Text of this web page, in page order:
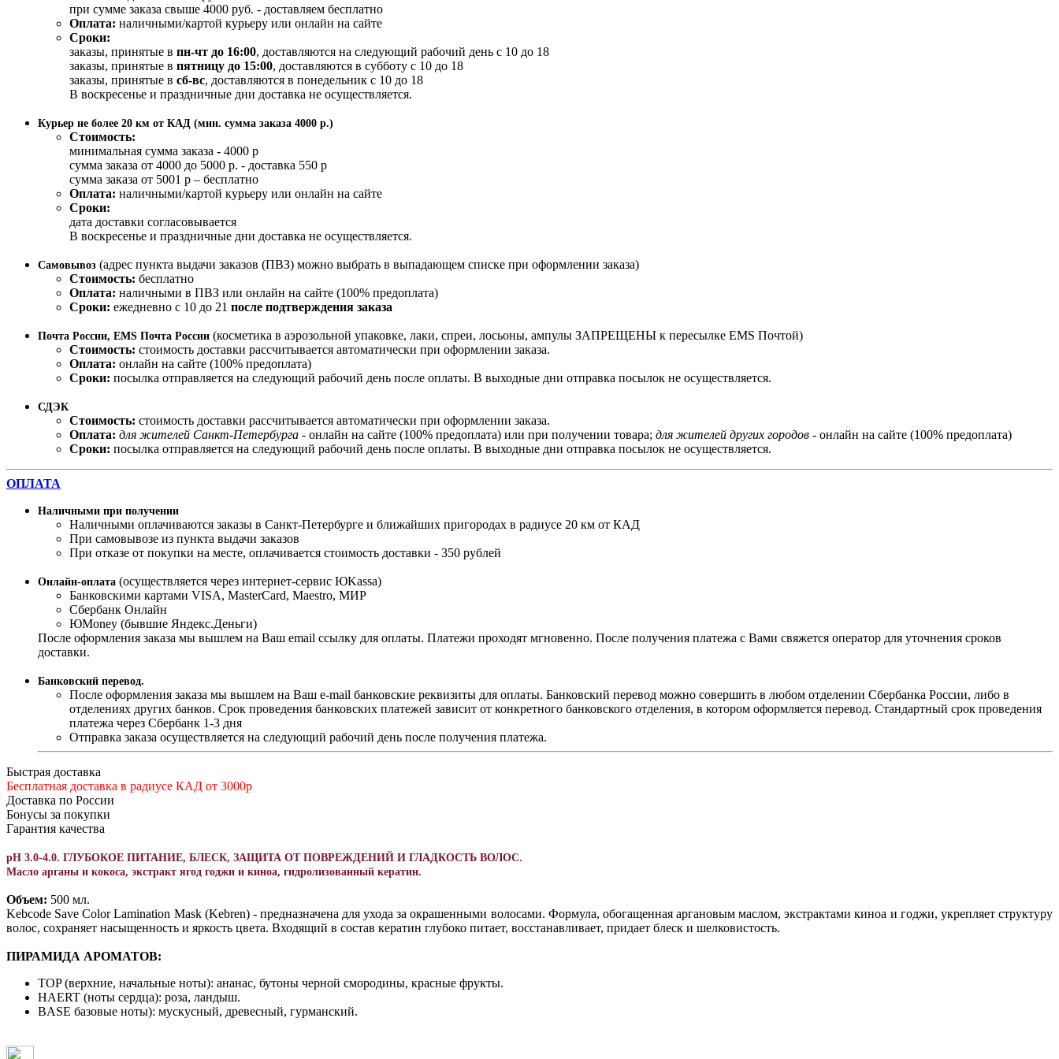
при сумме заказа свыше 4000 руб. - доставляем бесплатно
Оплата: наличными/картой курьеру или онлайн на сайте
Сроки:
заказы, принятые в пн-чт до 16:00, доставляются на следующий рабочий день с 10 до 18
заказы, принятые в пятницу до 15:00, доставляются в субботу с 10 до 18
заказы, принятые в сб-вс, доставляются в понедельник с 10 до 18
В воскресенье и праздничные дни доставка не осуществляется.
Курьер не более 20 км от КАД (мин. сумма заказа 4000 р.)
Стоимость:
минимальная сумма заказа - 4000 р
сумма заказа от 4000 до 5000 р. - доставка 550 р
сумма заказа от 5001 р – бесплатно
Оплата: наличными/картой курьеру или онлайн на сайте
Сроки:
дата доставки согласовывается
В воскресенье и праздничные дни доставка не осуществляется.
Самовывоз (адрес пункта выдачи заказов (ПВЗ) можно выбрать в выпадающем списке при оформлении заказа)
Стоимость: бесплатно
Оплата: наличными в ПВЗ или онлайн на сайте (100% предоплата)
Сроки: ежедневно с 10 до 21 после подтверждения заказа
Почта России, EMS Почта России (косметика в аэрозольной упаковке, лаки, спреи, лосьоны, ампулы ЗАПРЕЩЕНЫ к пересылке EMS Почтой)
Стоимость: стоимость доставки рассчитывается автоматически при оформлении заказа.
Оплата: онлайн на сайте (100% предоплата)
Сроки: посылка отправляется на следующий рабочий день после оплаты. В выходные дни отправка посылок не осуществляется.
СДЭК
Стоимость: стоимость доставки рассчитывается автоматически при оформлении заказа.
Оплата: для жителей Санкт-Петербурга - онлайн на сайте (100% предоплата) или при получении товара; для жителей других городов - онлайн на сайте (100% предоплата)
Сроки: посылка отправляется на следующий рабочий день после оплаты. В выходные дни отправка посылок не осуществляется.
ОПЛАТА
Наличными при получении
Наличными оплачиваются заказы в Санкт-Петербурге и ближайших пригородах в радиусе 20 км от КАД
При самовывозе из пункта выдачи заказов
При отказе от покупки на месте, оплачивается стоимость доставки - 350 рублей
Онлайн-оплата (осуществляется через интернет-сервис ЮKassa)
Банковскими картами VISA, MasterСard, Maestro, МИР
Сбербанк Онлайн
ЮMoney (бывшие Яндекс.Деньги)
После оформления заказа мы вышлем на Ваш email ссылку для оплаты. Платежи проходят мгновенно. После получения платежа с Вами свяжется оператор для уточнения сроков
доставки.
Банковский перевод.
После оформления заказа мы вышлем на Ваш e-mail банковские реквизиты для оплаты. Банковский перевод можно совершить в любом отделении Сбербанка России, либо в
отделениях других банков. Срок проведения банковских платежей зависит от конкретного банковского отделения, в котором оформляется перевод. Стандартный срок проведения
платежа через Сбербанк 1-3 дня
Отправка заказа осуществляется на следующий рабочий день после получения платежа.
Быстрая доставка
Бесплатная доставка в радиусе КАД от 3000р
Доставка по России
Бонусы за покупки
Гарантия качества
pH 3.0-4.0. ГЛУБОКОЕ ПИТАНИЕ, БЛЕСК, ЗАЩИТА ОТ ПОВРЕЖДЕНИЙ И ГЛАДКОСТЬ ВОЛОС.
Масло арганы и кокоса, экстракт ягод годжи и киноа, гидролизованный кератин.
Объем: 500 мл.
Kebcode Save Color Lamination Mask (Kebren) - предназначена для ухода за окрашенными волосами. Формула, обогащенная аргановым маслом, экстрактами киноа и годжи, укрепляет структуру
волос, сохраняет насыщенность и яркость цвета. Входящий в состав кератин глубоко питает, восстанавливает, придает блеск и шелковистость.
ПИРАМИДА АРОМАТОВ:
TOP (верхние, начальные ноты): ананас, бутоны черной смородины, красные фрукты.
HAERT (ноты сердца): роза, ландыш.
BASE базовые ноты): мускусный, древесный, гурманский.